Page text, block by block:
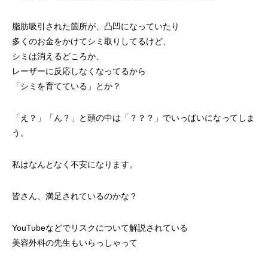
脂肪吸引された箇所が、凸凹になっていたり
多くのお金をかけてシミ取りしてるけど、
シミは消えるどころか、
レーザーに反応しなくなってるから
「シミを育てている」とか？
「え？」「ん？」と頭の中は「？？？」でいっぱいになってしま
う。
私はなんとなく不安になります。
皆さん、満足されているのかな？
YouTubeなどでリスクについて解説されている
美容外科の先生もいらっしゃって